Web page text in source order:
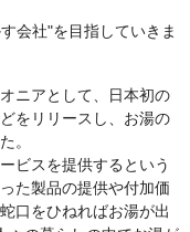
会社"を目指していきま
ニアとして、日本初の
をリリースし、お湯の
。
ビスを提供するという
た製品の提供や付加価
口をひねればお湯が出